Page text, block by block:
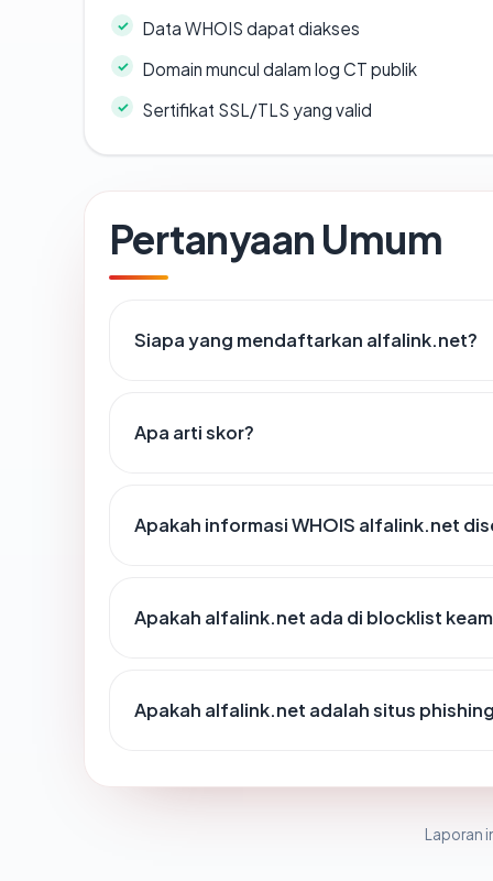
Data WHOIS dapat diakses
Domain muncul dalam log CT publik
Sertifikat SSL/TLS yang valid
Pertanyaan Umum
Siapa yang mendaftarkan alfalink.net?
Apa arti skor?
Apakah informasi WHOIS alfalink.net
Apakah alfalink.net ada di blocklist
Apakah alfalink.net adalah situs
Laporan